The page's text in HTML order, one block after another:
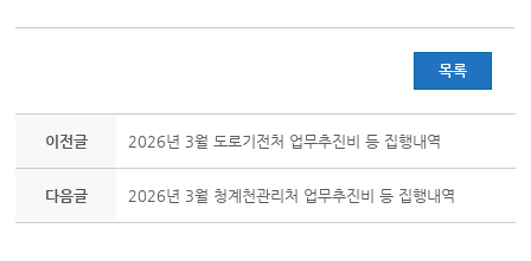
목록
이전글 2026년 3월 도로기전처 업무추진비 등 집행내역
다음글 2026년 3월 청계천관리처 업무추진비 등 집행내역